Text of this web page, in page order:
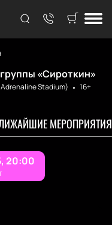
«Сироткин»
Stadium)
16+
МЕРОПРИЯТИЯ